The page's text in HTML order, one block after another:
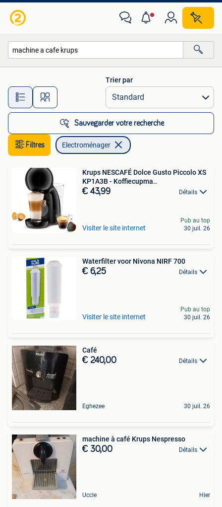
Toutes les distances…
Trier par
Sauvegarder votre recherche
Filtres Electroménager
Krups NESCAFÉ Dolce Gusto Piccolo XS
KP1A3B - Koffiecupma..
€ 43,99 Détails
Visiter le site internet
Pub au top
30 juil. 26
Waterfilter voor Nivona NIRF 700
€ 6,25 Détails
Visiter le site internet
Pub au top
30 juil. 26
Café
€ 240,00 Détails
Eghezee 30 juil. 26
machine à café Krups Nespresso
€ 30,00 Détails
Uccle Hier